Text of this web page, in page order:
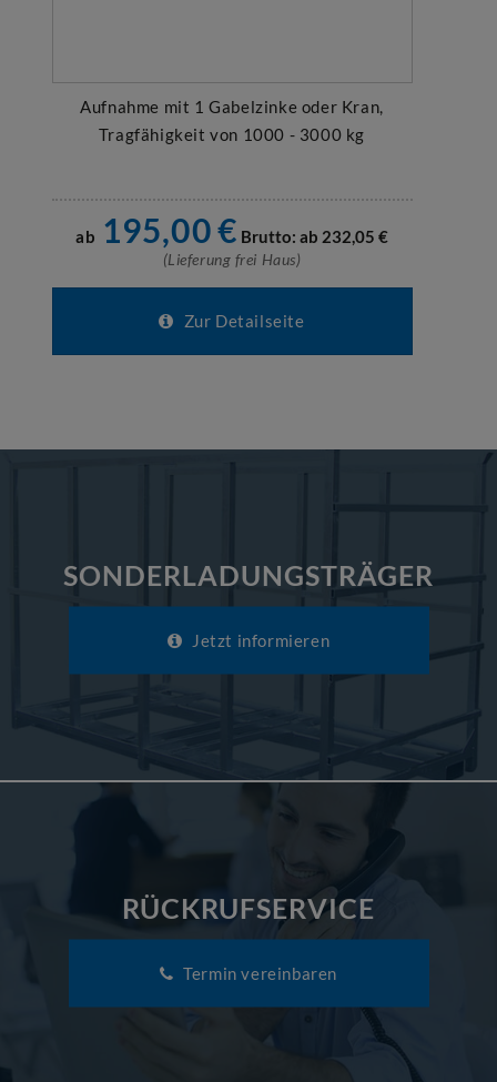
Aufnahme mit 1 Gabelzinke oder Kran,
Tragfähigkeit von 1000 - 3000 kg
ab 195,00€ Brutto: ab 232,05 €
(Lieferung frei Haus)
Zur Detailseite
SONDERLADUNGSTRÄGER
Jetzt informieren
RÜCKRUFSERVICE
Termin vereinbaren